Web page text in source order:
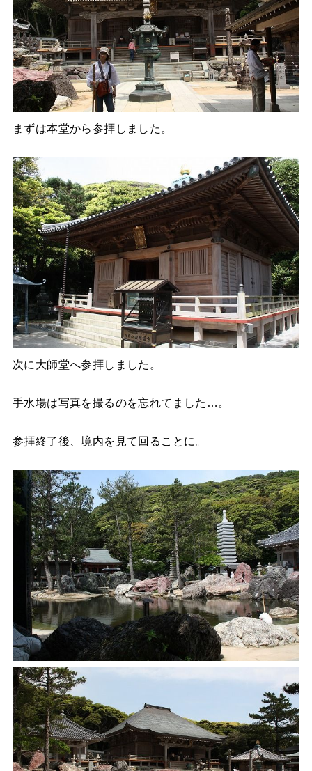
まずは本堂から参拝しました。
次に大師堂へ参拝しました。
手水場は写真を撮るのを忘れてました…。
参拝終了後、境内を見て回ることに。